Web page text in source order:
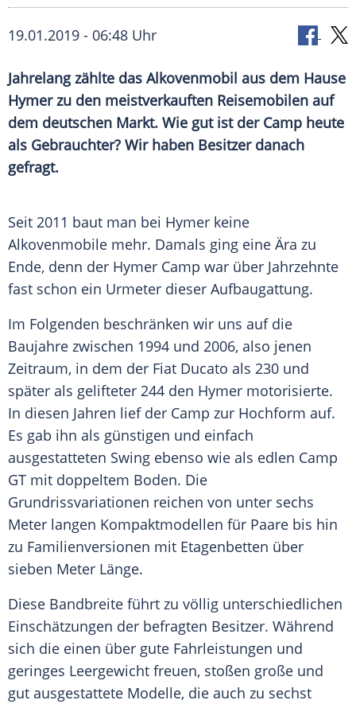
19.01.2019 - 06:48 Uhr
Jahrelang zählte das Alkovenmobil aus dem Hause
Hymerzu den meistverkauften Reisemobilen auf
dem deutschen Markt. Wie gut ist der Camp heute
als Gebrauchter? Wir haben Besitzer danach
gefragt.
Seit 2011 baut man bei Hymer keine
Alkovenmobile mehr. Damals ging eine Ära zu
Ende, denn der Hymer Camp war über Jahrzehnte
fast schon ein Urmeter dieser Aufbaugattung.
Im Folgenden beschränken wir uns auf die
Baujahre zwischen 1994 und 2006, also jenen
Zeitraum, in dem der Fiat Ducato als 230 und
später als gelifteter 244 den Hymer motorisierte.
In diesen Jahren lief der Camp zur Hochform auf.
Es gab ihn als günstigen und einfach
ausgestatteten Swing ebenso wie als edlen Camp
GT mit doppeltem Boden. Die
Grundrissvariationen reichen von unter sechs
Meter langen Kompaktmodellen für Paare bis hin
zu Familienversionen mit Etagenbetten über
sieben Meter Länge.
Diese Bandbreite führt zu völlig unterschiedlichen
Einschätzungen der befragten Besitzer. Während
sich die einen über gute Fahrleistungen und
geringes Leergewicht freuen, stoßen große und
gut ausgestattete Modelle, die auch zu sechst